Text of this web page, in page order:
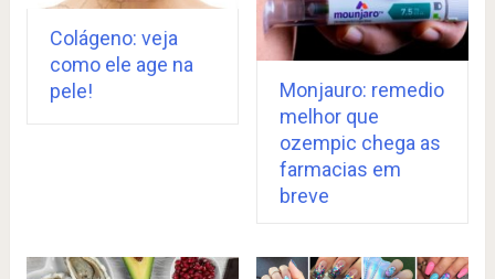
Colágeno: veja
como ele age na
pele!
Monjauro: remedio
melhor que
ozempic chega as
farmacias em
breve